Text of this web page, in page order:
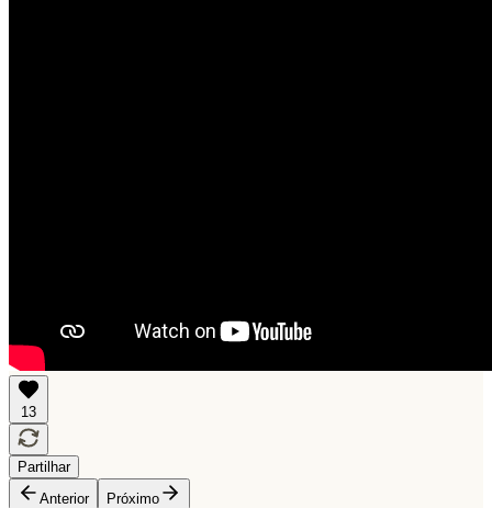
13
Partilhar
Anterior
Próximo